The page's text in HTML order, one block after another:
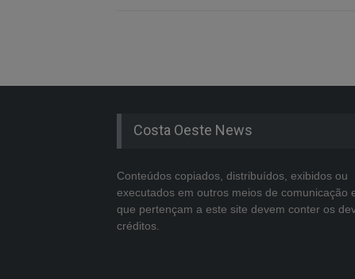
Costa Oeste News
Conteúdos copiados, distribuídos, exibidos ou
executados em outros meios de comunicação
que pertençam a este site devem conter os
créditos.